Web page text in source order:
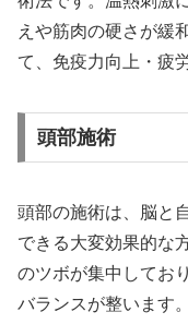
えや筋肉の硬さが緩
て、免疫力向上・疲
頭部施術
頭部の施術は、脳と
できる大変効果的な
のツボが集中してお
バランスが整います。